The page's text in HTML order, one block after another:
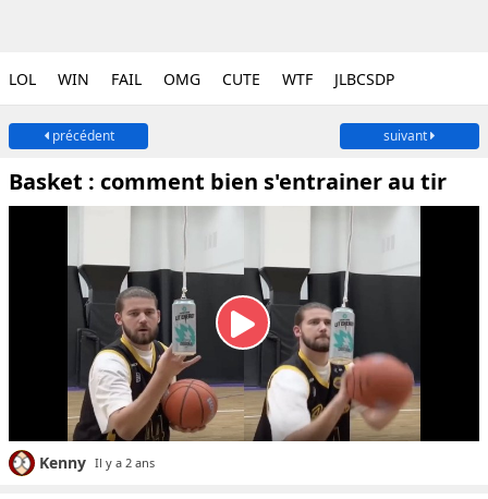
LOL WIN FAIL OMG CUTE WTF JLBCSDP
précédent suivant
Basket : comment bien s'entrainer au tir
Kenny Il y a 2 ans